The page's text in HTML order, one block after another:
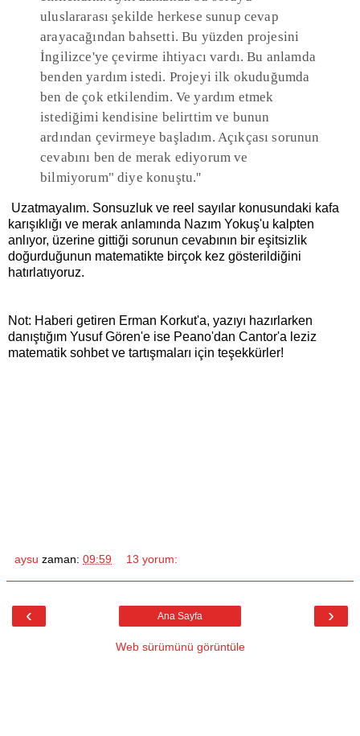
uluslararası şekilde herkese sunup cevap
arayacağından bahsetti. Bu yüzden projesini
İngilizce'ye çevirme ihtiyacı vardı. Bu anlamda
benden yardım istedi. Projeyi ilk okuduğumda
ben de çok etkilendim. Ve yardım etmek
istediğimi kendisine belirttim ve bunun
ardından çevirmeye başladım. Açıkçası sorunun
cevabını ben de merak ediyorum ve
bilmiyorum" diye konuştu.''
Uzatmayalım. Sonsuzluk ve reel sayılar konusundaki kafa
karışıklığı ve merak anlamında Nazım Yokuş'u kalpten
anlıyor, üzerine gittiği sorunun cevabının bir eşitsizlik
doğurduğunun matematikte birçok kez gösterildiğini
hatırlatıyoruz.
Not: Haberi getiren Erman Korkut'a, yazıyı hazırlarken
danıştığım Yusuf Gören'e ise Peano'dan Cantor'a leziz
matematik sohbet ve tartışmaları için teşekkürler!
aysu zaman: 09:59 13 yorum:
‹ ›
Ana Sayfa
Web sürümünü görüntüle